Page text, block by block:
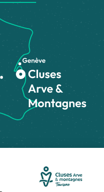
IRIS Interactive